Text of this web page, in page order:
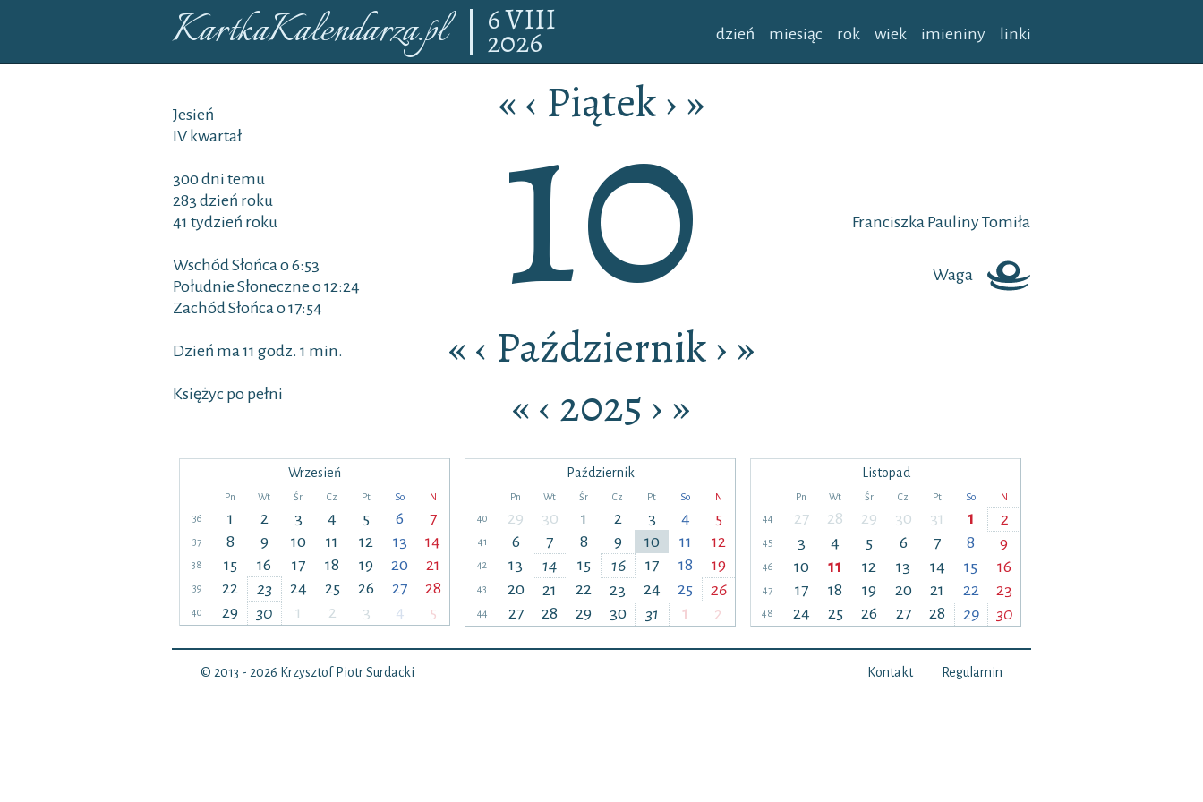
KartkaKalendarza.pl 6VIII
2026 linki
imieniny
wiek
rok
miesiąc
dzień
Jesień
IV kwartał
300 dni temu
283 dzień roku
41 tydzień roku
Wschód Słońca o 6:53
Południe Słoneczne o 12:24
Zachód Słońca o 17:54
Dzień ma 11 godz. 1 min.
Księżyc po pełni
«‹ Piątek›»
10
«‹ Październik›»
«‹2025›»
Franciszka PaulinyTomiła
Waga
Wrzesień
Pn Wt Śr Cz Pt So
N
36
1 2 3 4 5 6 7
37 8 9 10 11 12 13 14
38 15 16 17 18 19 20 21
39 22 23 24 25 26 27 28
40 29 30 1 2 3 4 5
Październik
Pn Wt Śr Cz Pt So
N
40
29 30 1 2 3 4 5
41 6 7 8 9 10 11 12
42 13 14 15 16 17 18 19
43 20 21 22 23 24 25 26
44 27 28 29 30 31 1 2
Listopad
Pn Wt Śr Cz Pt So
N
44
27 28 29 30 31 1 2
45 3 4 5 6 7 8 9
46 10 11 12 13 14 15 16
47 17 18 19 20 21 22 23
48 24 25 26 27 28 29 30
© 2013 - 2026 Krzysztof Piotr Surdacki Regulamin
Kontakt